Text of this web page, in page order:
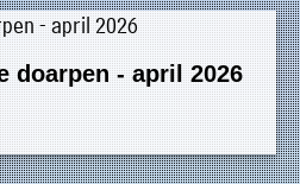
doarpen - april 2026